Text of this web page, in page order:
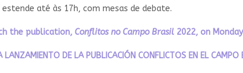
até às 17h, com mesas de debate.
the publication, Conflitos no Campo Brasil 2022, on
LANZAMIENTO DE LA PUBLICACIÓN CONFLICTOS EN EL